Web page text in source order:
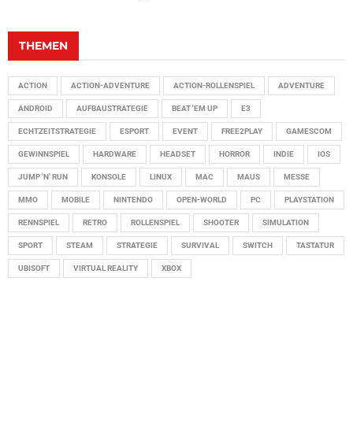
THEMEN
ACTION ACTION-ADVENTURE ACTION-ROLLENSPIEL ADVENTURE
ANDROID AUFBAUSTRATEGIE BEAT 'EM UP E3
ECHTZEITSTRATEGIE ESPORT EVENT FREE2PLAY GAMESCOM
GEWINNSPIEL HARDWARE HEADSET HORROR INDIE IOS
JUMP 'N' RUN KONSOLE LINUX MAC MAUS MESSE
MMO MOBILE NINTENDO OPEN-WORLD PC PLAYSTATION
RENNSPIEL RETRO ROLLENSPIEL SHOOTER SIMULATION
SPORT STEAM STRATEGIE SURVIVAL SWITCH TASTATUR
UBISOFT VIRTUAL REALITY XBOX